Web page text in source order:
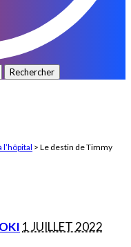
> Le destin de Timmy
1 JUILLET 2022